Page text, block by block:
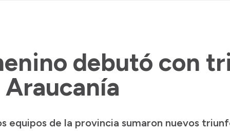
debutó con
equipos de la provincia sumaron nuevos